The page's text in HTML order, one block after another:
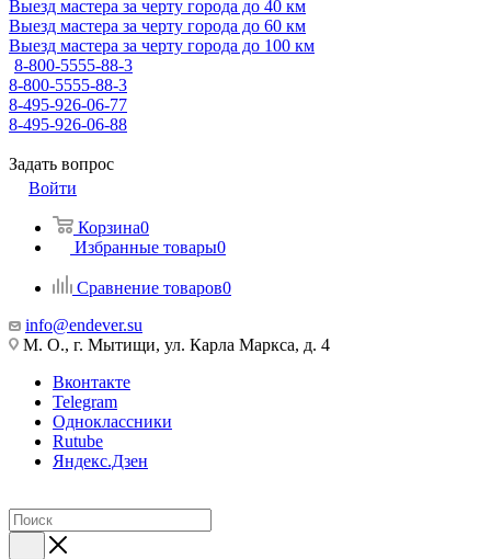
Выезд мастера за черту города до 40 км
Выезд мастера за черту города до 60 км
Выезд мастера за черту города до 100 км
8-800-5555-88-3
8-800-5555-88-3
8-495-926-06-77
8-495-926-06-88
Задать вопрос
Войти
Корзина0
Избранные товары0
Сравнение товаров0
info@endever.su
М. О., г. Мытищи, ул. Карла Маркса, д. 4
Вконтакте
Telegram
Одноклассники
Rutube
Яндекс.Дзен